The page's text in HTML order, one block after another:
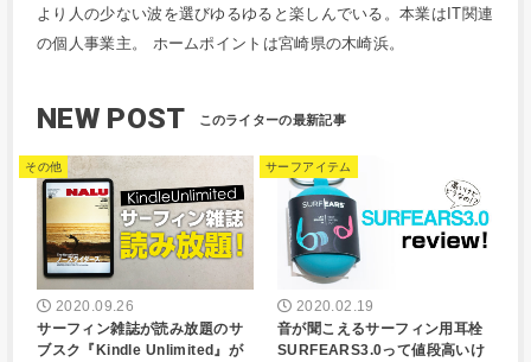
より人の少ない波を選びゆるゆると楽しんでいる。本業はIT関連
の個人事業主。 ホームポイントは宮崎県の木崎浜。
NEW POST
その他
2020.09.26
サーフィン雑誌が読み放題のサ
ブスク『Kindle Unlimited』が
サーフアイテム
2020.02.19
音が聞こえるサーフィン用耳栓
SURFEARS3.0って値段高いけ